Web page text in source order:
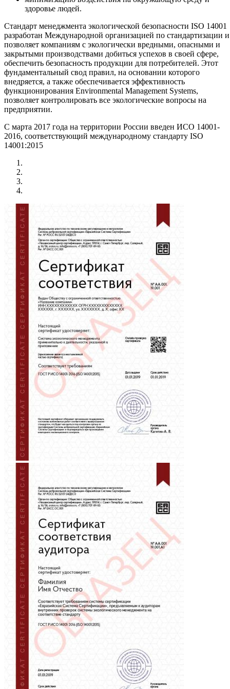
здоровье людей.
Стандарт менеджмента экологической безопасности ISO 14001
разработан Международной организацией по стандартизации и
позволяет компаниям с экологически вредными, опасными и
закрытыми производствами добиться успехов в своей сфере,
обеспечить безопасность продукции для потребителей. Этот
фундаментальный свод правил, на основании которого
внедряется, а также обеспечивается эффективность
функционирования Environmental Management Systems,
позволяет контролировать все экологические вопросы на
предприятии.
С марта 2017 года на территории России введен ИСО 14001-
2016, соответствующий международному стандарту ISO
14001:2015